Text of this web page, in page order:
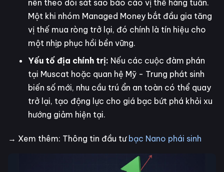
nên theo dõi sát sao báo cáo vị thế hàng tuần.
Một khi nhóm Managed Money bắt đầu gia tăng
vị thế mua ròng trở lại, đó chính là tín hiệu cho
một nhịp phục hồi bền vững.
Yếu tố địa chính trị: Nếu các cuộc đàm phán
tại Muscat hoặc quan hệ Mỹ - Trung phát sinh
biến số mới, nhu cầu trú ẩn an toàn có thể quay
trở lại, tạo động lực cho giá bạc bứt phá khỏi xu
hướng giảm hiện tại.
→ Xem thêm: Thông tin đầu tư bạc Nano phái sinh